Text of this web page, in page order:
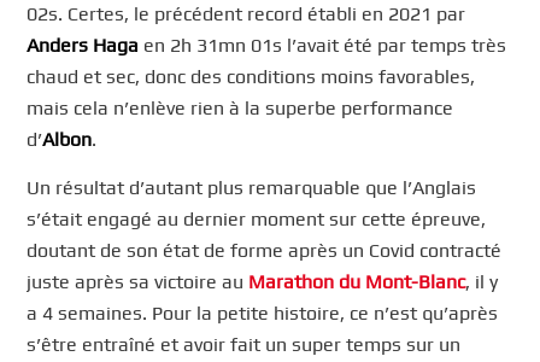
02s. Certes, le précédent record établi en 2021 par
Anders Haga en 2h 31mn 01s l’avait été par temps très
chaud et sec, donc des conditions moins favorables,
mais cela n’enlève rien à la superbe performance
d’Albon.
Un résultat d’autant plus remarquable que l’Anglais
s’était engagé au dernier moment sur cette épreuve,
doutant de son état de forme après un Covid contracté
juste après sa victoire au Marathon du Mont-Blanc, il y
a 4 semaines. Pour la petite histoire, ce n’est qu’après
s’être entraîné et avoir fait un super temps sur un